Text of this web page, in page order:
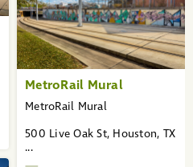
MetroRail Mural
MetroRail Mural
500 Live Oak St, Houston, TX
...